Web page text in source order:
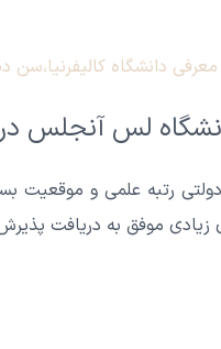
معرفی دانشگاه کالیفرنیا،سن
لس آنجلس در
رتبه علمی و موقعیت
زیادی موفق به دریافت